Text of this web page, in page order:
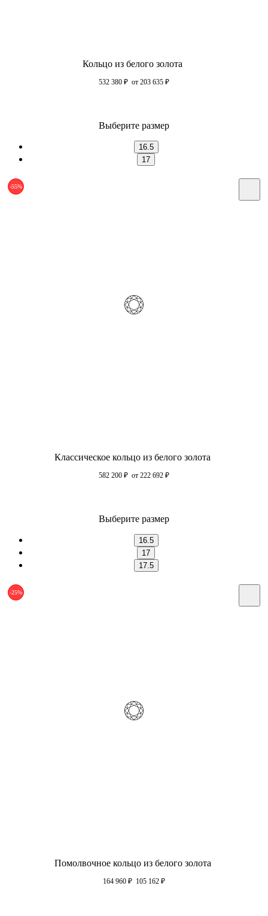
Кольцо из белого золота
532 380 ₽ от 203 635 ₽
Выберите размер
16.5
17
-55%
Классическое кольцо из белого золота
582 200 ₽ от 222 692 ₽
Выберите размер
16.5
17
17.5
-25%
Помолвочное кольцо из белого золота
164 960 ₽ 105 162 ₽